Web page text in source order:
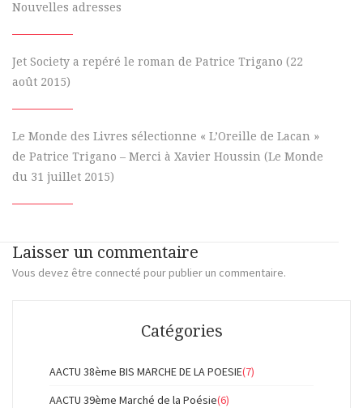
Nouvelles adresses
Jet Society a repéré le roman de Patrice Trigano (22
août 2015)
Le Monde des Livres sélectionne « L’Oreille de Lacan »
de Patrice Trigano – Merci à Xavier Houssin (Le Monde
du 31 juillet 2015)
Laisser un commentaire
Vous devez être connecté pour publier un commentaire.
Catégories
AACTU 38ème BIS MARCHE DE LA POESIE(7)
AACTU 39ème Marché de la Poésie(6)